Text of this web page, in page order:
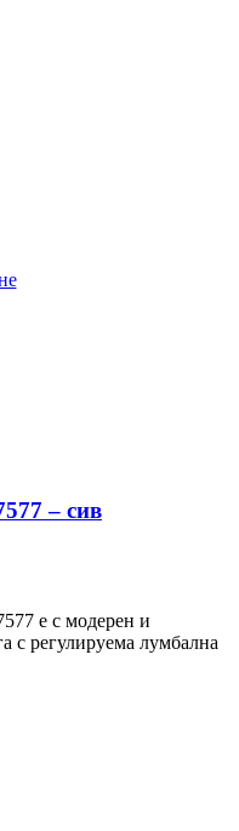
– сив
е с модерен и
с регулируема лумбална